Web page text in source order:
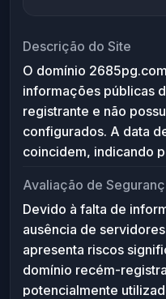
Descrição do Site
O domínio
informações públicas
registrante e não
configurados. A data
coincidem, indicando
conteúdo registrado,
finalidade do website,
pode estar inativo,
preparado para usos
Avaliação de
Devido à falta de
ausência de
apresenta riscos
domínio recém-
potencialmente